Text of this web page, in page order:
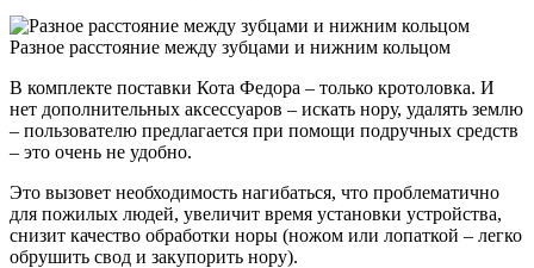
Разное расстояние между зубцами и нижним кольцом
В комплекте поставки Кота Федора – только кротоловка. И
нет дополнительных аксессуаров – искать нору, удалять землю
– пользователю предлагается при помощи подручных средств
– это очень не удобно.
Это вызовет необходимость нагибаться, что проблематично
для пожилых людей, увеличит время установки устройства,
снизит качество обработки норы (ножом или лопаткой – легко
обрушить свод и закупорить нору).